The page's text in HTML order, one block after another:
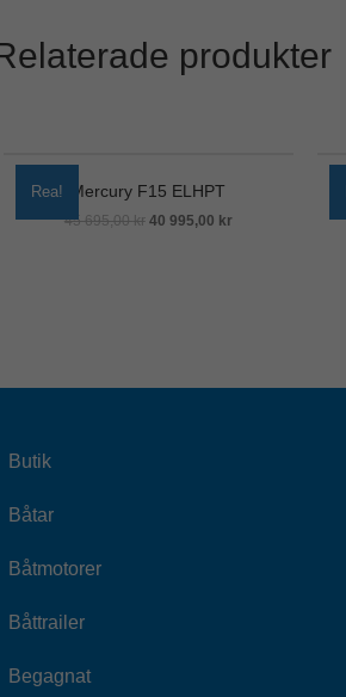
produkter
Rea! Mercury F15 ELHPT
45 695,00 kr 40 995,00 kr
Butik
Båtar
Båtmotorer
Båttrailer
Begagnat